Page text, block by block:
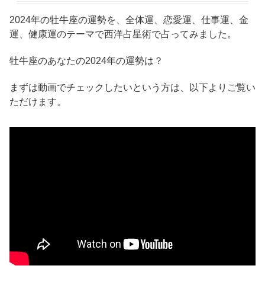
2024年の牡牛座の運勢を、全体運、恋愛運、仕事運、金
運、健康運のテーマで西洋占星術で占ってみました。
牡牛座のあなたの2024年の運勢は？
まずは動画でチェックしたいという方は、以下よりご覧い
ただけます。